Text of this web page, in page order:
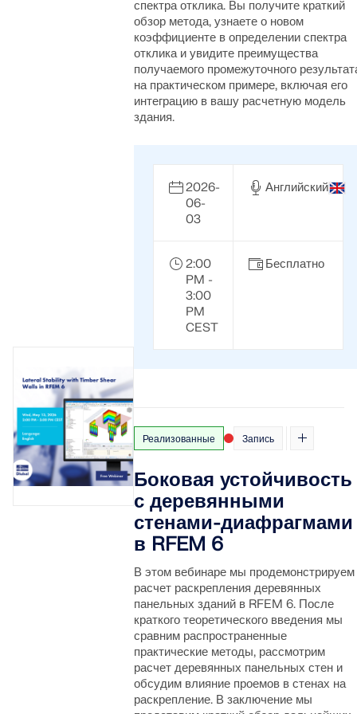
RWIND 3
CFD-программное обеспечение для цифровых
аэродинамических труб
Ваш портал в параметрическое моделирование и
Документация по API
Указатель
Начало работы
Применение
МКЭ для стальных соединений
Проектирование и анализ стальных соединений с
использованием CBFEM, в соответствии с EN 1993‑1‑8
и AISC 360, полностью интегрированы в RFEM 6 для
на обслуживание Pro.
ПОЛУЧИТЬ ПОДДЕРЖКУ
ПОЛУЧИТЬ БЕСПЛАТНУЮ ЛИЦЕНЗИЮ
СВЯЗАТЬСЯ С САППОРТОМ
Присоединяйтесь к мировому лидеру в области
инженерного программного обеспечения и поднимите
свою карьеру на новые высоты.
ОТКРЫТЫЕ ВАКАНСИИ
спектра отклика. Вы получите краткий
обзор метода, узнаете о новом
коэффициенте в определении спектра
отклика и увидите преимущества
получаемого промежуточного
на практическом примере, включая его
интеграцию в вашу расчетную модель
здания.
2026-
06-
03
Английский
2:00
PM -
3:00
PM
CEST
Бесплатно
Реализованные Запись
Боковая устойчивость
с деревянными
стенами-диафрагмами
в RFEM 6
В этом вебинаре мы продемонстрируем
расчет раскрепления деревянных
панельных зданий в RFEM 6. После
краткого теоретического введения мы
сравним распространенные
практические методы, рассмотрим
расчет деревянных панельных стен и
обсудим влияние проемов в стенах на
раскрепление. В заключение мы